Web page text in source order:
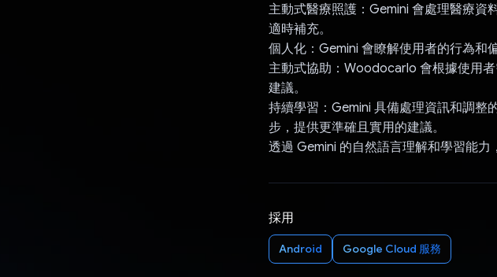
主動式醫療照護：Gemini 會處理醫療資
適時補充。
個人化：Gemini 會瞭解使用者的行為和
主動式協助：Woodocarlo 會根據使用
建議。
持續學習：Gemini 具備處理資訊和調
步，提供更準確且實用的建議。
透過 Gemini 的自然語言理解和學習能
採用
Android Google Cloud 服務